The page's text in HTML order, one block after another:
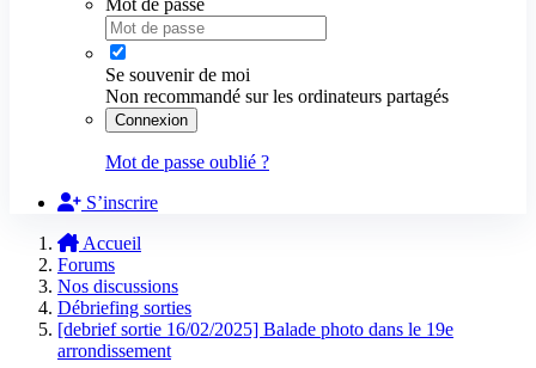
Se souvenir de moi
Non recommandé sur les ordinateurs partagés
Connexion
Mot de passe oublié ?
S’inscrire
Accueil
Forums
Nos discussions
Débriefing sorties
[debrief sortie 16/02/2025] Balade photo dans le 19e
arrondissement